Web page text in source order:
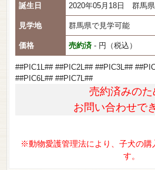
誕生日 2020年05月18日 群馬
見学地 群馬県で見学可能
価格 売約済 - 円（税込）
##PIC1L## ##PIC2L## ##PIC3L##
##PIC6L## ##PIC7L##
売約済みのた
お問い合わせで
※動物愛護管理法により、子犬の購
す。